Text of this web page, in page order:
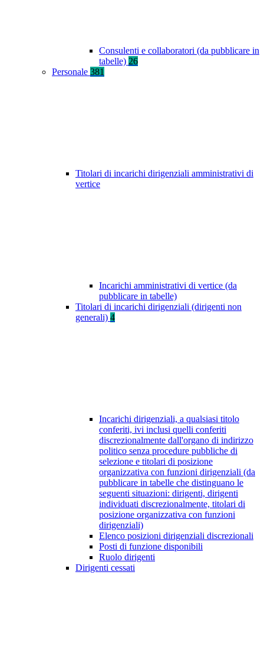
Consulenti e collaboratori (da pubblicare in
tabelle) 26
Personale 381
Titolari di incarichi dirigenziali amministrativi di
vertice
Incarichi amministrativi di vertice (da
pubblicare in tabelle)
Titolari di incarichi dirigenziali (dirigenti non
generali) 4
Incarichi dirigenziali, a qualsiasi titolo
conferiti, ivi inclusi quelli conferiti
discrezionalmente dall'organo di indirizzo
politico senza procedure pubbliche di
selezione e titolari di posizione
organizzativa con funzioni dirigenziali (da
pubblicare in tabelle che distinguano le
seguenti situazioni: dirigenti, dirigenti
individuati discrezionalmente, titolari di
posizione organizzativa con funzioni
dirigenziali)
Elenco posizioni dirigenziali discrezionali
Posti di funzione disponibili
Ruolo dirigenti
Dirigenti cessati